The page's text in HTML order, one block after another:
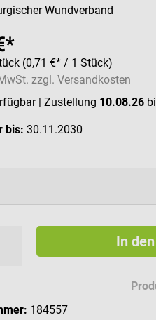
Wundverband
(0,71 €* / 1 Stück)
zzgl. Versandkosten
| Zustellung 10.08.26
bis: 30.11.2030
In
184557